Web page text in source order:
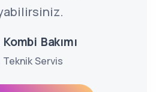
Bakımı
Teknik Servis